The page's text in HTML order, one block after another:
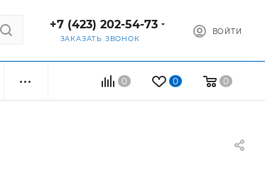
+7 (423) 202-54-73
ЗАКАЗАТЬ ЗВОНОК
ВОЙТИ
0 0 0